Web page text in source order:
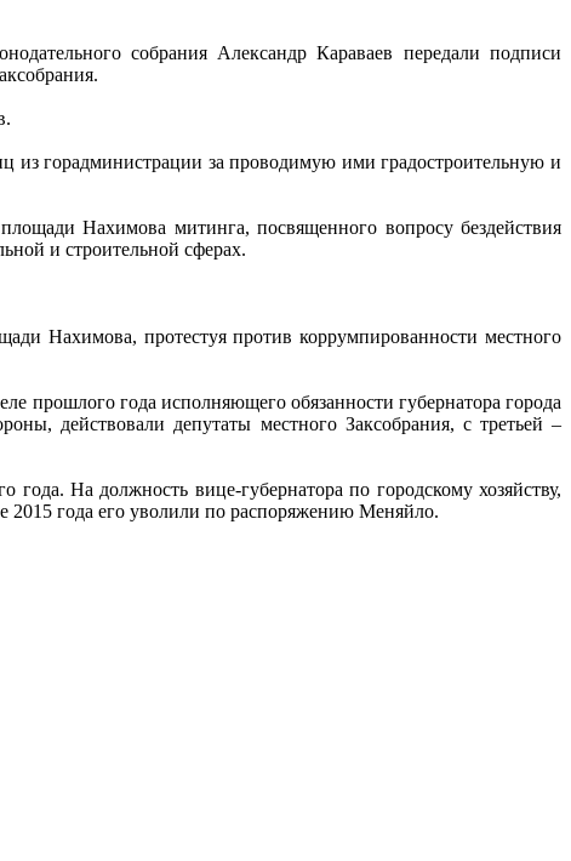
собрания Александр Караваев передали подписи
из горадминистрации за проводимую ими градостроительную и
Нахимова митинга, посвященного вопросу бездействия
и строительной сферах.
Нахимова, протестуя против коррумпированности местного
прошлого года исполняющего обязанности губернатора города
действовали депутаты местного Заксобрания, с третьей –
года. На должность вице-губернатора по городскому хозяйству,
2015 года его уволили по распоряжению Меняйло.